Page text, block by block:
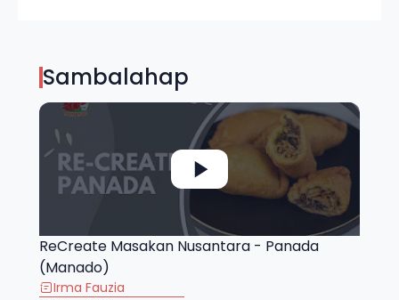
Sambalahap
ReCreate Masakan Nusantara - Panada
(Manado)
Irma Fauzia